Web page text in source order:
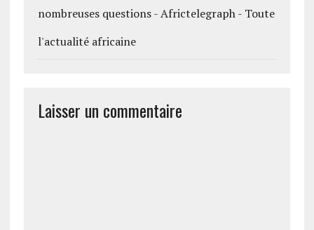
nombreuses questions - Africtelegraph - Toute
l'actualité africaine
Laisser un commentaire